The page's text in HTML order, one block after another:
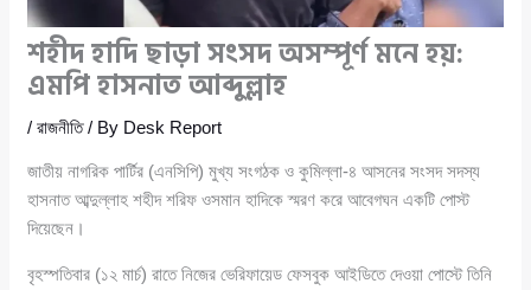
শহীদ হাদি ছাড়া সংসদ অসম্পূর্ণ মনে হয়:
এমপি হাসনাত আব্দুল্লাহ
/রাজনীতি/ By Desk Report
জাতীয় নাগরিক পার্টির (এনসিপি) মুখ্য সংগঠক ও কুমিল্লা-৪ আসনের সংসদ সদস্য
হাসনাত আব্দুল্লাহ শহীদ শরিফ ওসমান হাদিকে স্মরণ করে আবেগঘন একটি পোস্ট
দিয়েছেন।
বৃহস্পতিবার (১২ মার্চ) রাতে নিজের ভেরিফায়েড ফেসবুক আইডিতে দেওয়া পোস্টে তিনি